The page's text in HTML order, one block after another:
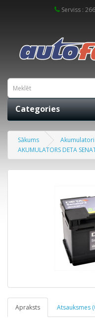
Serviss :
Categories
Sākums
Akumulatori
AKUMULATORS DETA
Apraksts Atsauksmes